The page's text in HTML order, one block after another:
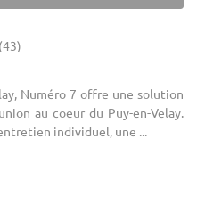
Numéro 7 offre une solution
au coeur du Puy-en-Velay.
individuel, une ...